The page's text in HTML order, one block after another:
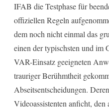
IFAB die Testphase für
offiziellen Regeln
dem noch nicht einmal das
einen der typischsten und im
VAR-Einsatz geeigneten
trauriger Berühmtheit
Abseitsentscheidungen.
Videoassistenten anficht,